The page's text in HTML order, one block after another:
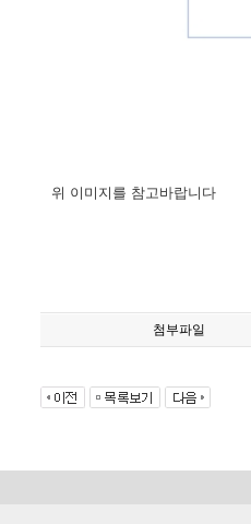
위 이미지를 참고바랍니다
첨부파일